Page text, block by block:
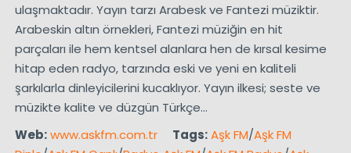
ulaşmaktadır. Yayın tarzı Arabesk ve Fantezi müziktir.
Arabeskin altın örnekleri, Fantezi müziğin en hit
parçaları ile hem kentsel alanlara hen de kırsal kesime
hitap eden radyo, tarzında eski ve yeni en kaliteli
şarkılarla dinleyicilerini kucaklıyor. Yayın ilkesi; seste ve
müzikte kalite ve düzgün Türkçe…
Web:www.askfm.com.tr Tags:Aşk FM/Aşk FM